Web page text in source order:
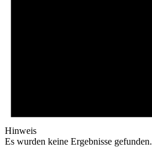
Hinweis
Es wurden keine Ergebnisse gefunden.